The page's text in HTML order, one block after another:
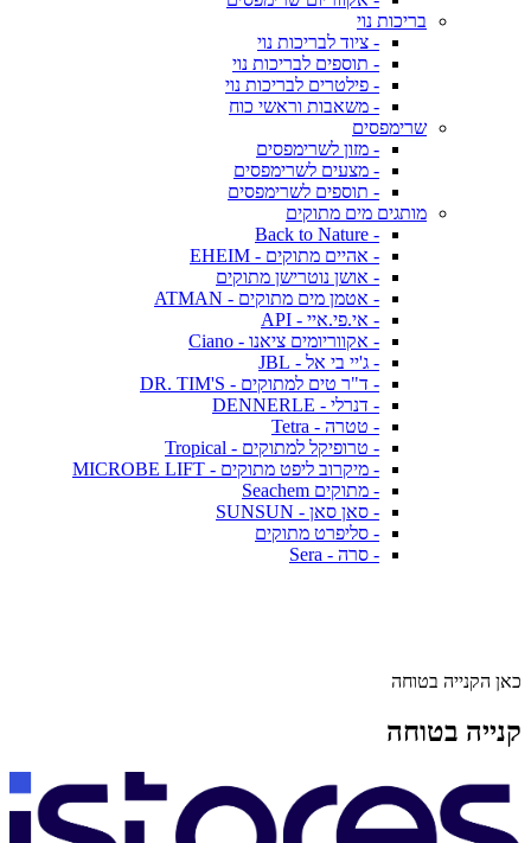
בריכות נוי
- ציוד לבריכות נוי
- תוספים לבריכות נוי
- פילטרים לבריכות נוי
- משאבות וראשי כוח
שרימפסים
- מזון לשרימפסים
- מצעים לשרימפסים
- תוספים לשרימפסים
מותגים מים מתוקים
- Back to Nature
- אהיים מתוקים - EHEIM
- אושן נוטרישן מתוקים
- אטמן מים מתוקים - ATMAN
- אי.פי.איי - API
- אקווריומים ציאנו - Ciano
- ג'יי בי אל - JBL
- ד"ר טים למתוקים - DR. TIM'S
- דנרלי - DENNERLE
- טטרה - Tetra
- טרופיקל למתוקים - Tropical
- מיקרוב ליפט מתוקים - MICROBE LIFT
- מתוקים Seachem
- סאן סאן - SUNSUN
- סליפרט מתוקים
- סרה - Sera
כאן הקנייה בטוחה
קנייה בטוחה